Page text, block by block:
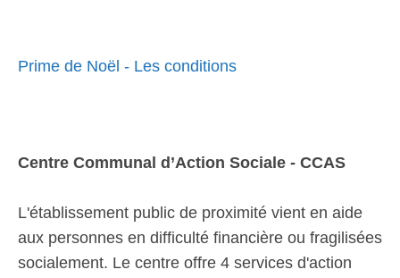
Prime de Noël - Les conditions
Centre Communal d’Action Sociale - CCAS
L'établissement public de proximité vient en aide
aux personnes en difficulté financière ou fragilisées
socialement. Le centre offre 4 services d'action